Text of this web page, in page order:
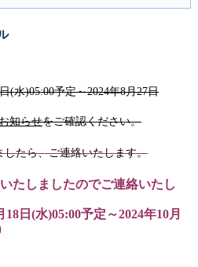
(水)05:00予定～2024年8月27日
知らせをご確認ください。
たら、ご連絡いたします。
たしましたのでご連絡いたし
18日(水)05:00予定～2024年10月